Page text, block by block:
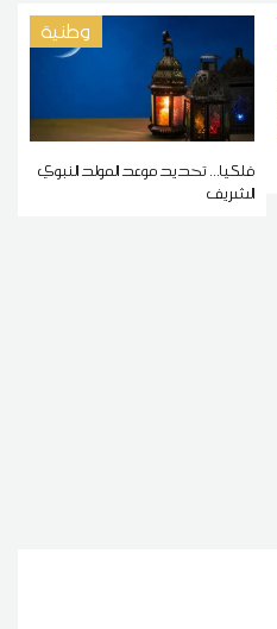
وطنية
فلكيا... تحديد موعد المولد النبوي
الشريف